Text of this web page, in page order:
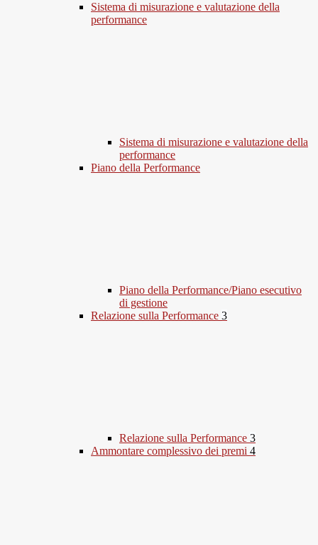
Sistema di misurazione e valutazione della
performance
Sistema di misurazione e valutazione della
performance
Piano della Performance
Piano della Performance/Piano esecutivo
di gestione
Relazione sulla Performance 3
Relazione sulla Performance 3
Ammontare complessivo dei premi 4